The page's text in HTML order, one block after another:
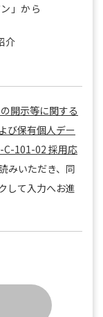
」から
介
開示等に関する
び保有個人デー
C-101-02 採用応
みいただき、同
して入力へお進